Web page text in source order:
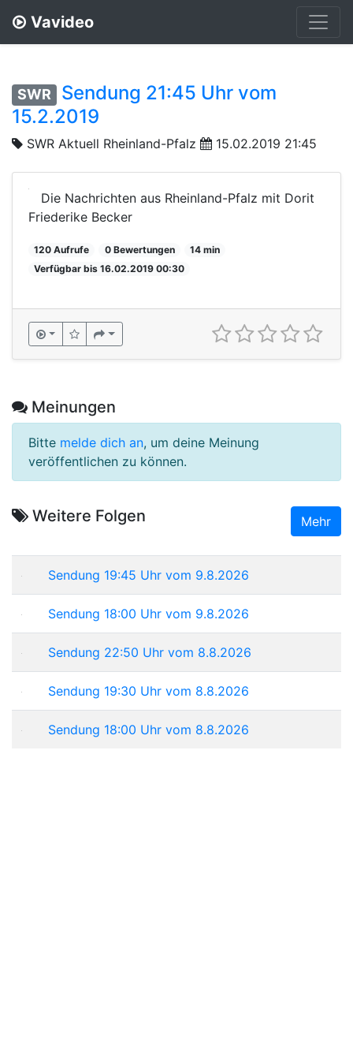
Vavideo
SWR
Sendung 21:45 Uhr vom
15.2.2019
SWR Aktuell Rheinland-Pfalz 15.02.2019 21:45
Die Nachrichten aus Rheinland-Pfalz mit Dorit
Friederike Becker
120 Aufrufe 0 Bewertungen
14 min
Verfügbar bis 16.02.2019 00:30
Meinungen
Bitte melde dich an, um deine Meinung
veröffentlichen zu können.
Weitere Folgen Mehr
Sendung 19:45 Uhr vom 9.8.2026
Sendung 18:00 Uhr vom 9.8.2026
Sendung 22:50 Uhr vom 8.8.2026
Sendung 19:30 Uhr vom 8.8.2026
Sendung 18:00 Uhr vom 8.8.2026